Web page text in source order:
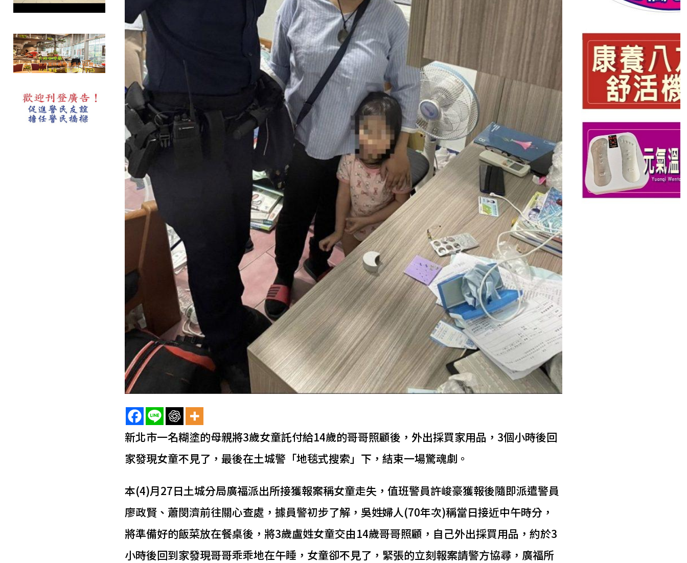
新北市一名糊塗的母親將3歲女童託付給14歲的哥哥照顧後，外出採買家用品，3個小時後回
家發現女童不見了，最後在土城警「地毯式搜索」下，結束一場驚魂劇。
本(4)月27日土城分局廣福派出所接獲報案稱女童走失，值班警員許峻豪獲報後隨即派遣警員
廖政賢、蕭閔濟前往關心查處，據員警初步了解，吳姓婦人(70年次)稱當日接近中午時分，
將準備好的飯菜放在餐桌後，將3歲盧姓女童交由14歲哥哥照顧，自己外出採買用品，約於3
小時後回到家發現哥哥乖乖地在午睡，女童卻不見了，緊張的立刻報案請警方協尋，廣福所